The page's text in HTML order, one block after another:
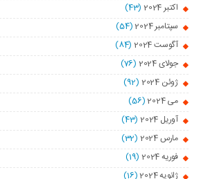
اکتبر 2024
(43)
سپتامبر 2024
(54)
آگوست 2024
(84)
جولای 2024
(76)
ژوئن 2024
(92)
می 2024
(56)
آوریل 2024
(43)
مارس 2024
(32)
فوریه 2024
(19)
ژانویه 2024
(16)